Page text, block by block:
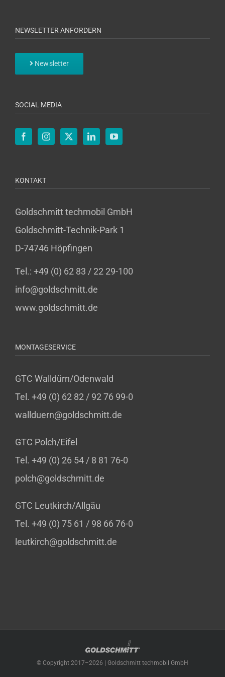
NEWSLETTER ANFORDERN
Newsletter
SOCIAL MEDIA
KONTAKT
Goldschmitt techmobil GmbH
Goldschmitt-Technik-Park 1
D-74746 Höpfingen
Tel.: +49 (0) 62 83 / 22 29-100
info@goldschmitt.de
www.goldschmitt.de
MONTAGESERVICE
GTC Walldürn/Odenwald
Tel. +49 (0) 62 82 / 92 76 99-0
wallduern@goldschmitt.de
GTC Polch/Eifel
Tel. +49 (0) 26 54 / 8 81 76-0
polch@goldschmitt.de
GTC Leutkirch/Allgäu
Tel. +49 (0) 75 61 / 98 66 76-0
leutkirch@goldschmitt.de
© Copyright 2017–2026 | Goldschmitt techmobil GmbH